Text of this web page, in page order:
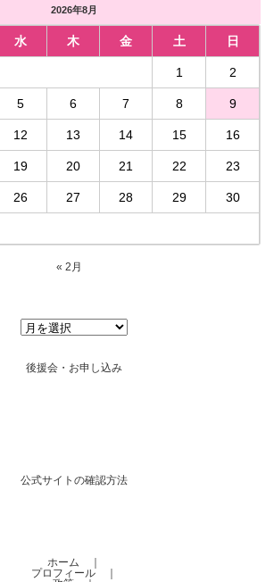
2026年8月
水 木 金 土 日
1 2
5 6 7 8 9
12 13 14 15 16
19 20 21 22 23
26 27 28 29 30
« 2月
後援会・お申し込み
公式サイトの確認方法
ホーム
プロフィール